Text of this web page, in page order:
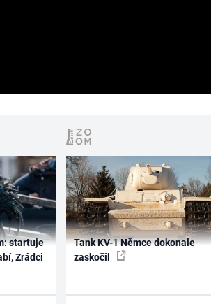
startuje
Zrádci
Tank KV-1 Němce dokonale
zaskočil